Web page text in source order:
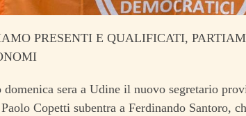
PRESENTI E QUALIFICATI,
domenica sera a Udine il nuovo segretario
Copetti subentra a Ferdinando Santoro,